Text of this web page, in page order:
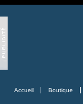
Accueil Boutique